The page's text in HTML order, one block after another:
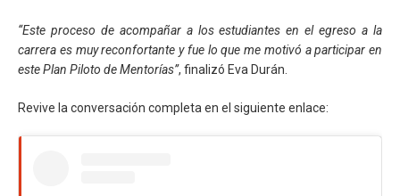
“Este proceso de acompañar a los estudiantes en el egreso a la
carrera es muy reconfortante y fue lo que me motivó a participar en
este Plan Piloto de Mentorías”, finalizó Eva Durán.
Revive la conversación completa en el siguiente enlace: